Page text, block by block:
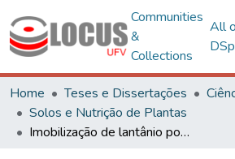
Communities
&
Collections
All
Home Teses e Dissertações
Solos e Nutrição de Plantas
Imobilização de lantânio por precipitação com ferro e alumínio